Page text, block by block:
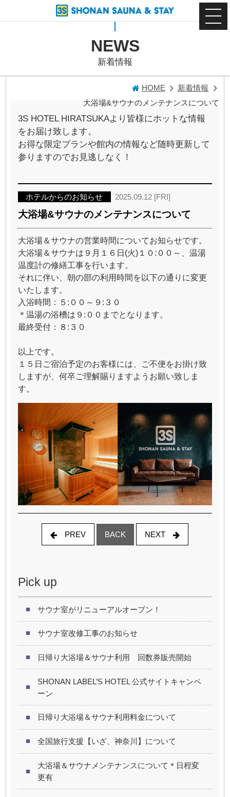
NEWS
新着情報
HOME
新着情報
大浴場&サウナのメンテナンスについて
3S HOTEL HIRATSUKAより皆様にホットな情報
をお届け致します。
お得な限定プランや館内の情報など随時更新して
参りますのでお見逃しなく！
ホテルからのお知らせ 2025.09.12 [FRI]
大浴場&サウナのメンテナンスについて
大浴場＆サウナの営業時間についてお知らせです。
大浴場＆サウナは９月１６日(火)１０:００～、温湯
温度計の修繕工事を行います。
それに伴い、朝の部の利用時間を以下の通りに変更
いたします。
入浴時間：５:００～９:３０
＊温湯の浴槽は９:００までとなります。
最終受付：８:３０
以上です。
１５日ご宿泊予定のお客様には、ご不便をお掛け致
しますが、何卒ご理解賜りますようお願い致しま
す。
PREV BACK NEXT
Pick up
サウナ室がリニューアルオープン！
サウナ室改修工事のお知らせ
日帰り大浴場＆サウナ利用 回数券販売開始
SHONAN LABEL’S HOTEL 公式サイトキャンペ
ーン
日帰り大浴場＆サウナ利用料金について
全国旅行支援【いざ、神奈川】について
大浴場＆サウナメンテナンスについて＊日程変
更有